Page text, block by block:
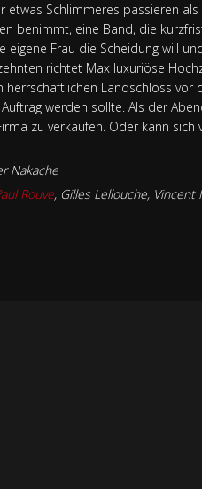
etwas Schlimmeres passieren
benimmt, eine Band, die
eigene Frau die Scheidung will
richtet Max luxuriöse
herrschaftlichen Landschloss
werden sollte. Als der
zu verkaufen. Oder kann
Nakache
Rouve, Gilles Lellouche, Vincent